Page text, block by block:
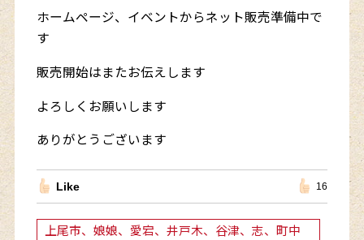
ホームページ、イベントからネット販売準備中で
す
販売開始はまたお伝えします
よろしくお願いします
ありがとうございます
Like 16
上尾市、娘娘、愛宕、井戸木、谷津、志、町中